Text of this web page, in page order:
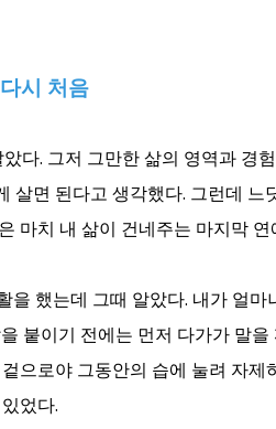
다시 처음
다. 그저 그만한 삶의 영역과 경
살면 된다고 생각했다. 그런데 느
마치 내 삶이 건네주는 마지막
했는데 그때 알았다. 내가 얼마
붙이기 전에는 먼저 다가가 말
으로야 그동안의 습에 눌려 자제
었다.